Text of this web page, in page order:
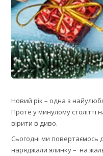
Новий рік – одна з
Проте у минулому столітті
вірити в диво.
Сьогодні ми повертаємось
наряджали ялинку – на